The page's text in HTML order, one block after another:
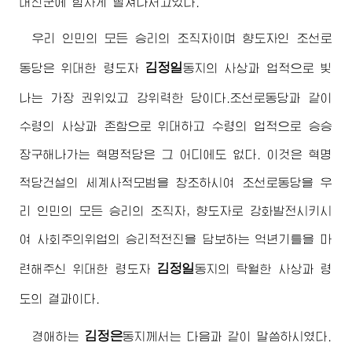
우리 인민의 모든 승리의 조직자이며 향도자인 조선로
동당은위대한 령도자 김정일동지의 사상과 업적으로 빛
나는 가장 권위있고 강위력한 당이다.조선로동당과 같이
수령의 사상과 존함으로 위대하고 수령의 업적으로 승승
장구해나가는 혁명적당은 그 어디에도 없다. 이것은 혁명
적당건설의 세계사적모범을 창조하시여 조선로동당을 우
리 인민의 모든 승리의 조직자, 향도자로 강화발전시키시
여 사회주의위업의 승리적전진을 담보하는 억년기틀을 마
련해주신위대한 령도자 김정일동지의 탁월한 사상과 령
도의 결과이다.
경애하는 김정은동지 께서는 다음과 같이 말씀하시였다.